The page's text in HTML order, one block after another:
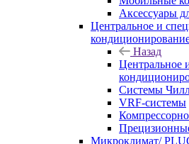
Аксессуары
Центральное и
Назад
Центральное
Системы
VRF-системы
Микроклимат/